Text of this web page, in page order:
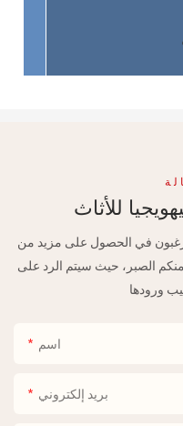
للأثاث
ترغبون في الحصول على مزيد من
الصبر، حيث سيتم الرد على
اسم
بريد إلكتروني